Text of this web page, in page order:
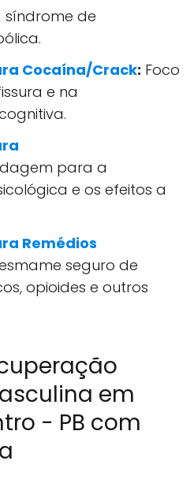
síndrome de
Cocaína/Crack: Foco
e na
para a
e os efeitos a
Remédios
seguro de
opioides e outros
em
- PB com